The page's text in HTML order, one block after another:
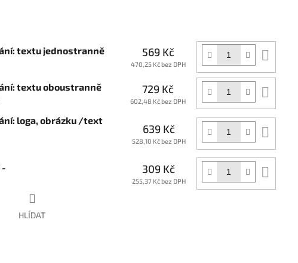
textu jednostranně 569 Kč
470,25 Kč bez DPH
textu oboustranně 729 Kč
602,48 Kč bez DPH
loga, obrázku /text
639 Kč
528,10 Kč bez DPH
- 309 Kč
255,37 Kč bez DPH
HLÍDAT